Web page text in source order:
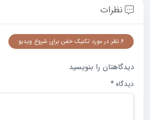
نظرات
6 نظر در مورد تکنیک خفن برای شروع ویدیو
دیدگاهتان را بنویسید
دیدگاه*